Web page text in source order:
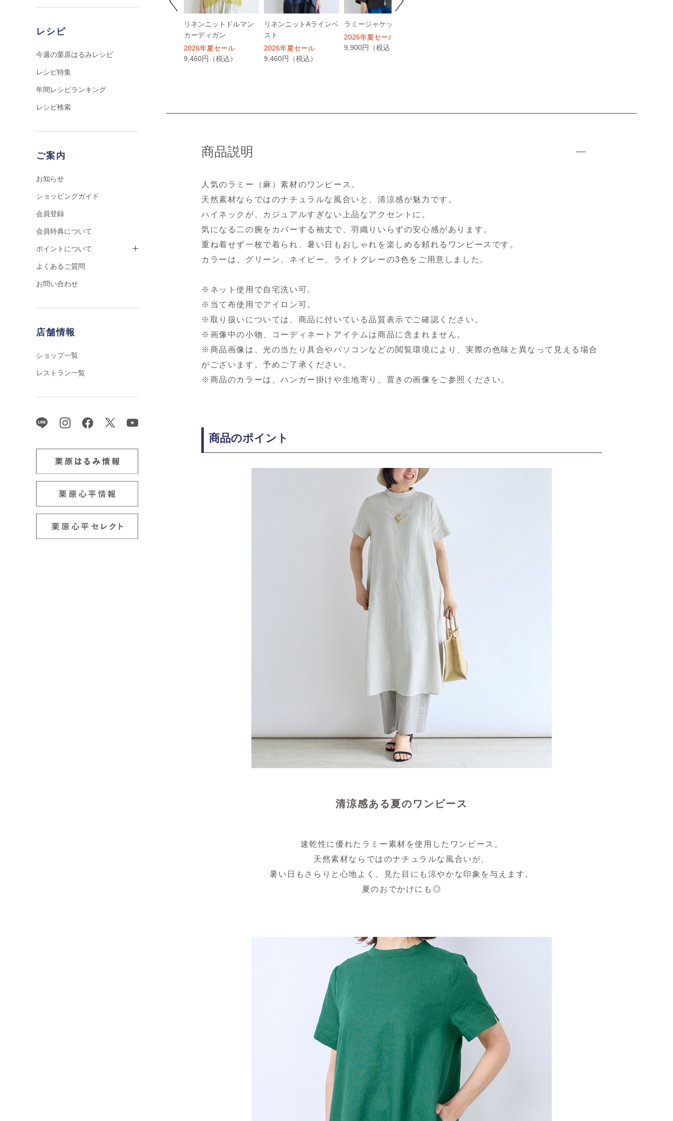
レシピ
今週の栗原はるみレシピ
レシピ特集
年間レシピランキング
レシピ検索
ご案内
お知らせ
ショッピングガイド
会員登録
会員特典について
ポイントについて
よくあるご質問
お問い合わせ
店舗情報
ショップ一覧
レストラン一覧
2026年夏セール
リネンニットドルマン
カーディガン
2026年夏セール
9,460円（税込）
リネンニットAラインベ
スト
2026年夏セール
9,460円（税込）
ラミージャケット
2026年夏セール
9,900円（税込）
商品説明
人気のラミー（麻）素材のワンピース。
天然素材ならではのナチュラルな風合いと、清涼感が魅力です。
ハイネックが、カジュアルすぎない上品なアクセントに。
気になる二の腕をカバーする袖丈で、羽織りいらずの安心感があります。
重ね着せず一枚で着られ、暑い日もおしゃれを楽しめる頼れるワンピースです。
カラーは、グリーン、ネイビー、ライトグレーの3色をご用意しました。
※ネット使用で自宅洗い可。
※当て布使用でアイロン可。
※取り扱いについては、商品に付いている品質表示でご確認ください。
※画像中の小物、コーディネートアイテムは商品に含まれません。
※商品画像は、光の当たり具合やパソコンなどの閲覧環境により、実際の色味と異なって見える場合
がございます。予めご了承ください。
※商品のカラーは、ハンガー掛けや生地寄り、置きの画像をご参照ください。
商品のポイント
清涼感ある夏のワンピース
速乾性に優れたラミー素材を使用したワンピース。
天然素材ならではのナチュラルな風合いが、
暑い日もさらりと心地よく、見た目にも涼やかな印象を与えます。
夏のおでかけにも◎